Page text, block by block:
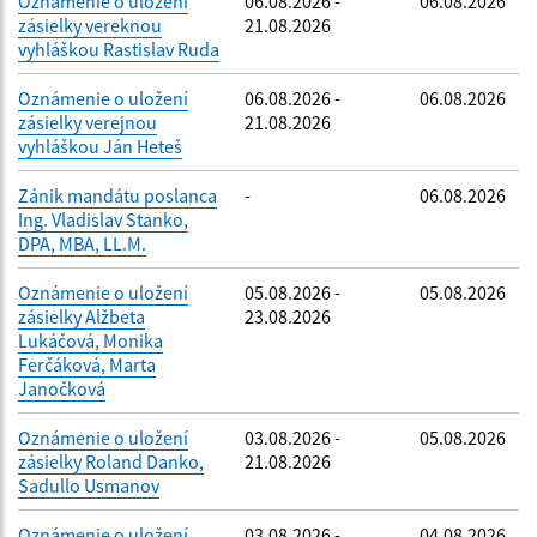
zásielky vereknou
vyhláškou Rastislav Ruda
21.08.2026
Oznámenie o uložení
zásielky verejnou
vyhláškou Ján Heteš
06.08.2026 -
21.08.2026
06.08.2026
Zánik mandátu poslanca
Ing. Vladislav Stanko,
DPA, MBA, LL.M.
- 06.08.2026
Oznámenie o uložení
zásielky Alžbeta
Lukáčová, Monika
Ferčáková, Marta
Janočková
05.08.2026 -
23.08.2026
05.08.2026
Oznámenie o uložení
zásielky Roland Danko,
Sadullo Usmanov
03.08.2026 -
21.08.2026
05.08.2026